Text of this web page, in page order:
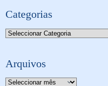
Categorias
Categorias
Arquivos
Arquivo